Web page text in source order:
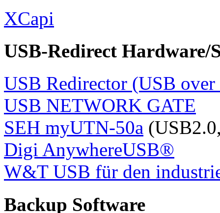
XCapi
USB-Redirect Hardware/
USB Redirector (USB
USB NETWORK GATE
SEH myUTN-50a
Digi AnywhereUSB®
W&T USB für den
Backup Software